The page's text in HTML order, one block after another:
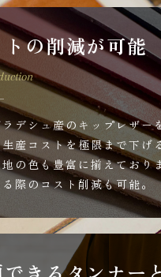
の削減が可能
デシュ産のキップレザー
産コストを極限まで下げ
の色も豊富に揃えており
際のコスト削減も可能。